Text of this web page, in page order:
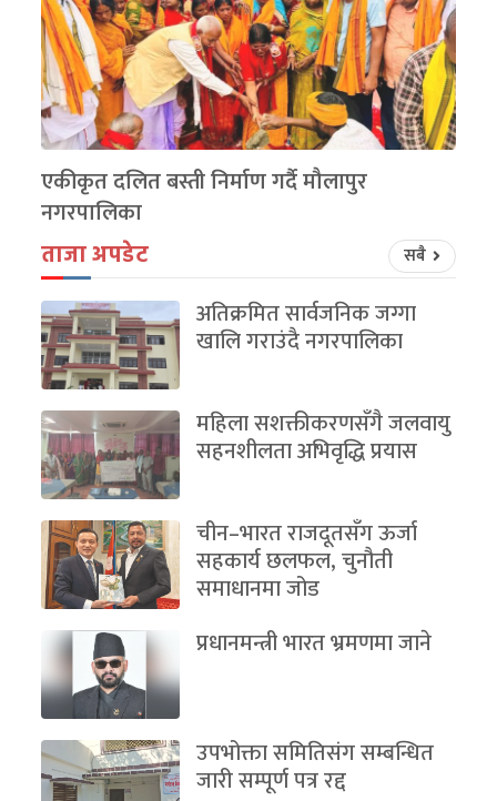
एकीकृत दलित बस्ती निर्माण गर्दै मौलापुर
नगरपालिका
ताजा अपडेट सबै
अतिक्रमित सार्वजनिक जग्गा
खालि गराउंदै नगरपालिका
महिला सशक्तीकरणसँगै जलवायु
सहनशीलता अभिवृद्धि प्रयास
चीन–भारत राजदूतसँग ऊर्जा
सहकार्य छलफल, चुनौती
समाधानमा जोड
प्रधानमन्त्री भारत भ्रमणमा जाने
उपभोक्ता समितिसंग सम्बन्धित
जारी सम्पूर्ण पत्र रद्द